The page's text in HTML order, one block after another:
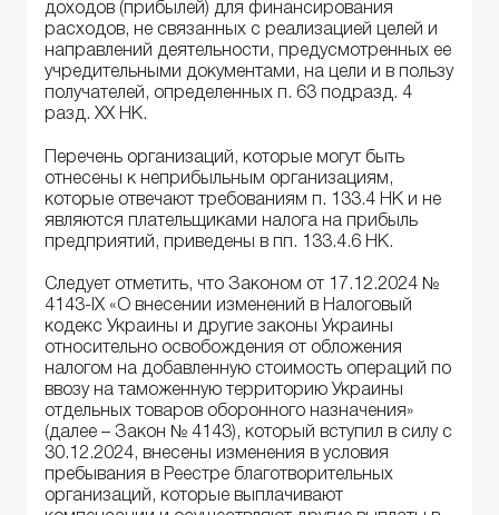
доходов (прибылей) для финансирования
расходов, не связанных с реализацией целей и
направлений деятельности, предусмотренных ее
учредительными документами, на цели и в пользу
получателей, определенных п. 63 подразд. 4
разд. ХХ НК.
Перечень организаций, которые могут быть
отнесены к неприбыльным организациям,
которые отвечают требованиям п. 133.4 НК и не
являются плательщиками налога на прибыль
предприятий, приведены в пп. 133.4.6 НК.
Следует отметить, что Законом от 17.12.2024 №
4143-ІХ «О внесении изменений в Налоговый
кодекс Украины и другие законы Украины
относительно освобождения от обложения
налогом на добавленную стоимость операций по
ввозу на таможенную территорию Украины
отдельных товаров оборонного назначения»
(далее – Закон № 4143), который вступил в силу с
30.12.2024, внесены изменения в условия
пребывания в Реестре благотворительных
организаций, которые выплачивают